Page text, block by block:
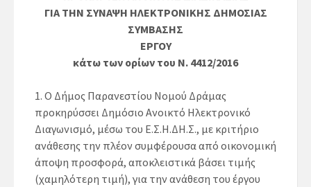
ΓΙΑ ΤΗΝ ΣΥΝΑΨΗ ΗΛΕΚΤΡΟΝΙΚΗΣ ΔΗΜΟΣΙΑΣ
ΣΥΜΒΑΣΗΣ
ΕΡΓΟΥ
κάτω των ορίων του Ν. 4412/2016
1. Ο Δήμος Παρανεστίου Νομού Δράμας
προκηρύσσει Δημόσιο Ανοικτό Ηλεκτρονικό
Διαγωνισμό, μέσω του Ε.Σ.Η.ΔΗ.Σ., με κριτήριο
ανάθεσης την πλέον συμφέρουσα από οικονομική
άποψη προσφορά, αποκλειστικά βάσει τιμής
(χαμηλότερη τιμή), για την ανάθεση του έργου